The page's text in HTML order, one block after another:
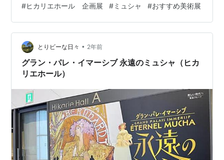
介映像をみます。 没入感がハンパ無いです❗ しかも展示
は全て撮影OKです🎵 アルフォンス・ミュシャはポスター
のデザインで一役有名になった画家です。 --- チェコ出
身でフランスなどで活躍したグラフィックデザイナー、
イラストレーター、 画家…
#ヒカリエホール 企画展 #ミュシャ #おすすめ美術展
とりビーな日々 • 2年前
グラン・パレ・イマーシブ 永遠のミュシャ（ヒカ
リエホール）